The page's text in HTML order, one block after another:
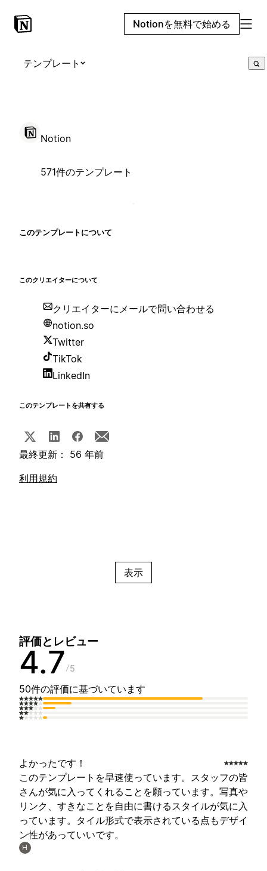
Notionを無料で始める
テンプレート
Notion
571件のテンプレート
このテンプレートについて
このクリエイターについて
クリエイターにメールで問い合わせる
notion.so
Twitter
TikTok
LinkedIn
このテンプレートを共有する
最終更新： 56 年前
利用規約
表示
評価とレビュー
4.7 5
50件の評価に基づいています
よかったです！
このテンプレートを早速使っています。スタッフの皆
さんが気に入ってくれることを願っています。写真や
リンク、すきなことを自由に書けるスタイルが気に入
っています。タイル形式で表示されている点もデザイ
ン性があっていいです。
H